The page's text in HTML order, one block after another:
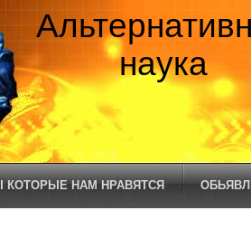
наука
КОТОРЫЕ НАМ НРАВЯТСЯ